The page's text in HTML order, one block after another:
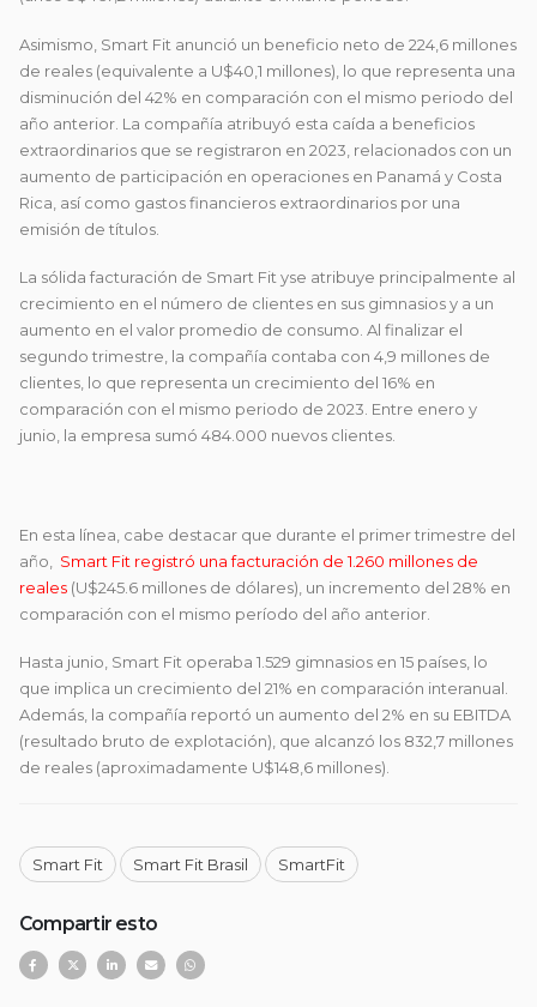
Asimismo, Smart Fit anunció un beneficio neto de 224,6 millones
de reales (equivalente a U$40,1 millones), lo que representa una
disminución del 42% en comparación con el mismo periodo del
año anterior. La compañía atribuyó esta caída a beneficios
extraordinarios que se registraron en 2023, relacionados con un
aumento de participación en operaciones en Panamá y Costa
Rica, así como gastos financieros extraordinarios por una
emisión de títulos.
La sólida facturación de Smart Fit yse atribuye principalmente al
crecimiento en el número de clientes en sus gimnasios y a un
aumento en el valor promedio de consumo. Al finalizar el
segundo trimestre, la compañía contaba con 4,9 millones de
clientes, lo que representa un crecimiento del 16% en
comparación con el mismo periodo de 2023. Entre enero y
junio, la empresa sumó 484.000 nuevos clientes.
En esta línea, cabe destacar que durante el primer trimestre del
año, Smart Fit registró una facturación de 1.260 millones de
reales (U$245.6 millones de dólares), un incremento del 28% en
comparación con el mismo período del año anterior.
Hasta junio, Smart Fit operaba 1.529 gimnasios en 15 países, lo
que implica un crecimiento del 21% en comparación interanual.
Además, la compañía reportó un aumento del 2% en su EBITDA
(resultado bruto de explotación), que alcanzó los 832,7 millones
de reales (aproximadamente U$148,6 millones).
Smart Fit Smart Fit Brasil SmartFit
Compartir esto